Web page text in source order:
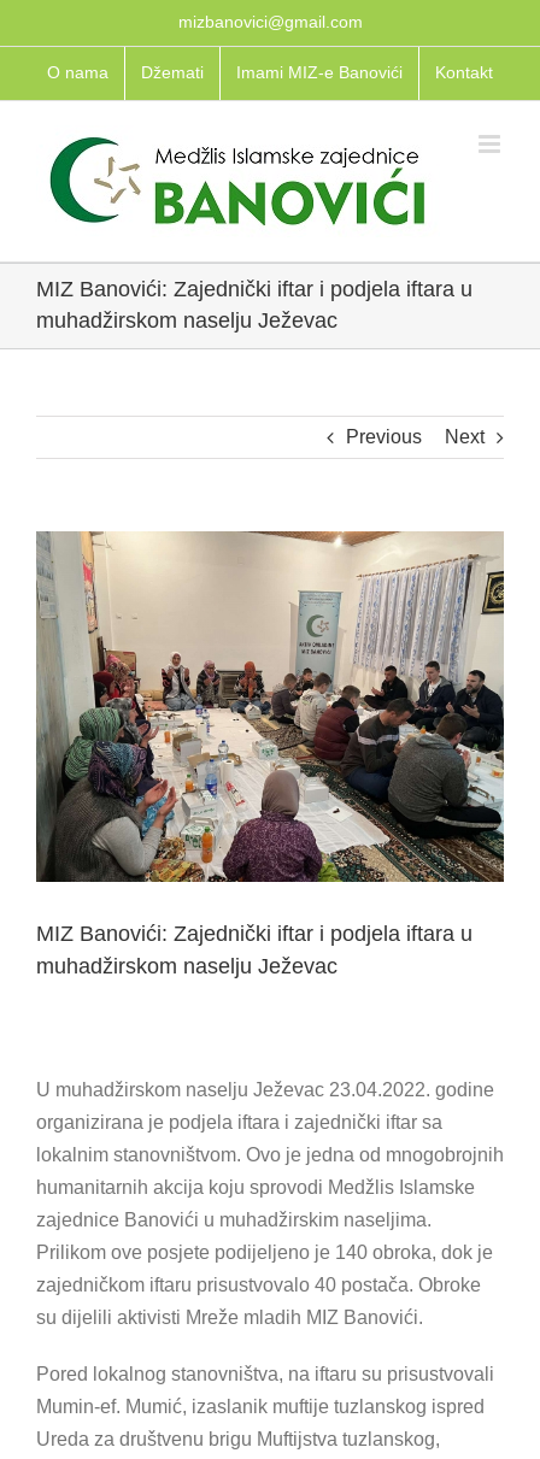
to
content
mizbanovici@gmail.com
O nama Džemati Imami MIZ-e Banovići Kontakt
MIZ Banovići: Zajednički iftar i podjela iftara u
muhadžirskom naselju Ježevac
Previous Next
View
Larger
Image
MIZ Banovići: Zajednički iftar i podjela iftara u
muhadžirskom naselju Ježevac
U muhadžirskom naselju Ježevac 23.04.2022. godine
organizirana je podjela iftara i zajednički iftar sa
lokalnim stanovništvom. Ovo je jedna od mnogobrojnih
humanitarnih akcija koju sprovodi Medžlis Islamske
zajednice Banovići u muhadžirskim naseljima.
Prilikom ove posjete podijeljeno je 140 obroka, dok je
zajedničkom iftaru prisustvovalo 40 postača. Obroke
su dijelili aktivisti Mreže mladih MIZ Banovići.
Pored lokalnog stanovništva, na iftaru su prisustvovali
Mumin-ef. Mumić, izaslanik muftije tuzlanskog ispred
Ureda za društvenu brigu Muftijstva tuzlanskog,